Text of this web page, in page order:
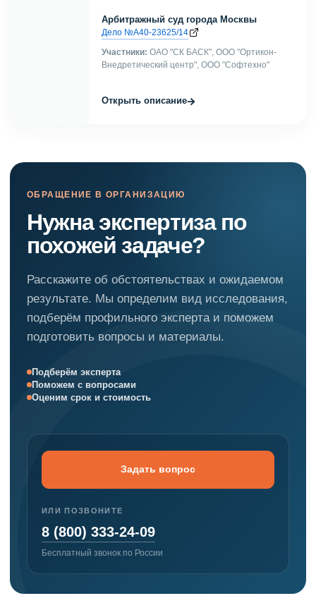
Арбитражный суд города Москвы
Дело №А40-23625/14
Участники: ОАО "СК БАСК", ООО "Ортикон-
Внедретический центр", ООО "Софтехно"
Открыть описание→
ОБРАЩЕНИЕ В ОРГАНИЗАЦИЮ
Нужна экспертиза по
похожей задаче?
Расскажите об обстоятельствах и ожидаемом
результате. Мы определим вид исследования,
подберём профильного эксперта и поможем
подготовить вопросы и материалы.
Подберём эксперта
Поможем с вопросами
Оценим срок и стоимость
Задать вопрос
ИЛИ ПОЗВОНИТЕ
8 (800) 333-24-09
Бесплатный звонок по России